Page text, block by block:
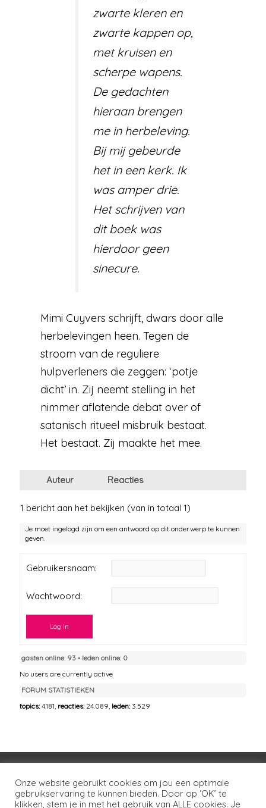
zwarte kleren en
zwarte kappen op,
met kruisen en
scherpe wapens.
De gedachten
hieraan brengen
me in herbeleving.
Bij mij gebeurde
het in een kerk. Ik
was amper drie.
Het schrijven van
dit boek was
hierdoor geen
sinecure.
Mimi Cuyvers schrijft, dwars door alle
herbelevingen heen. Tegen de
stroom van de reguliere
hulpverleners die zeggen: ‘potje
dicht’ in. Zij neemt stelling in het
nimmer aflatende debat over of
satanisch ritueel misbruik bestaat.
Het bestaat. Zij maakte het mee.
Auteur Reacties
1 bericht aan het bekijken (van in totaal 1)
Je moet ingelogd zijn om een antwoord op dit onderwerp te kunnen
geven.
Gebruikersnaam:
Wachtwoord:
Log In
gasten online: 93 ▪︎ leden online: 0
No users are currently active
FORUM STATISTIEKEN
topics:4.181, reacties: 24.089, leden: 3.529
Voorwaarden Huisregels
Privacybeleid
Disclaimer
Over LSG Ons netwerk Contact
Onze website gebruikt cookies om jou een optimale
gebruikservaring te kunnen bieden. Door op ‘OK’ te
klikken, stem je in met het gebruik van ALLE cookies. Je